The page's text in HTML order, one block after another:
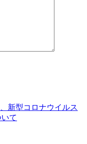
新型コロナウイルス
て